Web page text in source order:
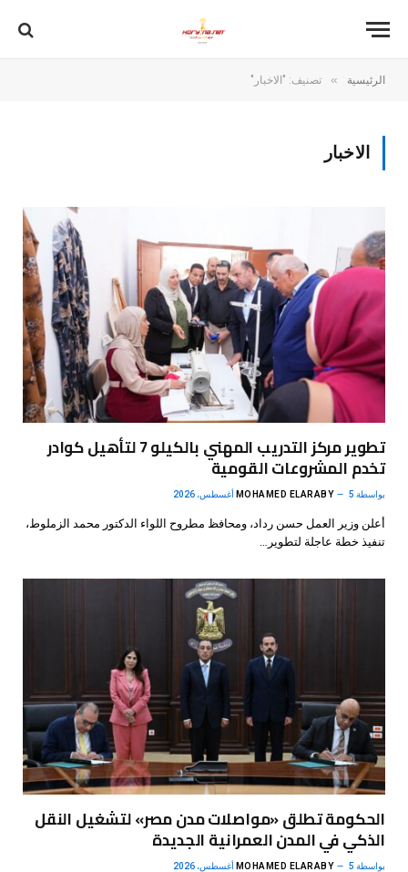
الرئيسية » تصنيف: "الاخبار"
الاخبار
تطوير مركز التدريب المهني بالكيلو 7 لتأهيل كوادر
تخدم المشروعات القومية
بواسطة MOHAMED ELARABY 5 أغسطس، 2026
أعلن وزير العمل حسن رداد، ومحافظ مطروح اللواء الدكتور محمد الزملوط،
تنفيذ خطة عاجلة لتطوير…
الحكومة تطلق «مواصلات مدن مصر» لتشغيل النقل
الذكي في المدن العمرانية الجديدة
بواسطة MOHAMED ELARABY 5 أغسطس، 2026